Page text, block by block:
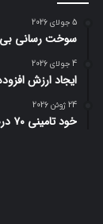
5 جولای 2026
سوخت رسانی
4 جولای 2026
ایجاد ارزش
24 ژوئن 2026
خود تامینی ۷۰ درصدی صنعت فولاد در بحث انرژی